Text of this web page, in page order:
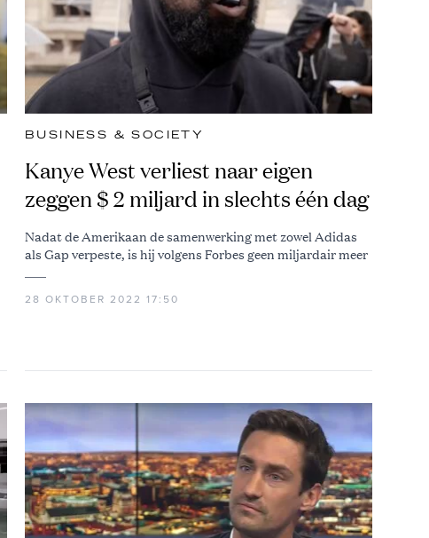
BUSINESS & SOCIETY
Kanye West verliest naar eigen
zeggen $ 2 miljard in slechts één dag
Nadat de Amerikaan de samenwerking met zowel Adidas
als Gap verpeste, is hij volgens Forbes geen miljardair meer
28 OKTOBER 2022 17:50